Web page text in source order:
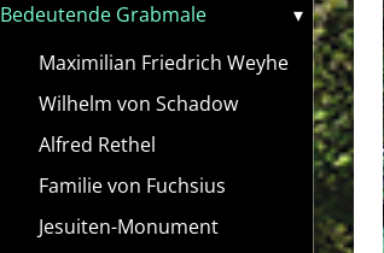
Bedeutende Grabmale
▾
Maximilian Friedrich Weyhe
Wilhelm von Schadow
Alfred Rethel
Familie von Fuchsius
Jesuiten-Monument